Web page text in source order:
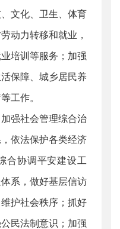
文化、卫生、体育
动力转移和就业，
培训等服务；加强
保障、城乡居民养
工作。
加强社会管理综合治
依法保护各类经济
合协调平安建设工
系，做好基层信访
护社会秩序；抓好
民法制意识；加强